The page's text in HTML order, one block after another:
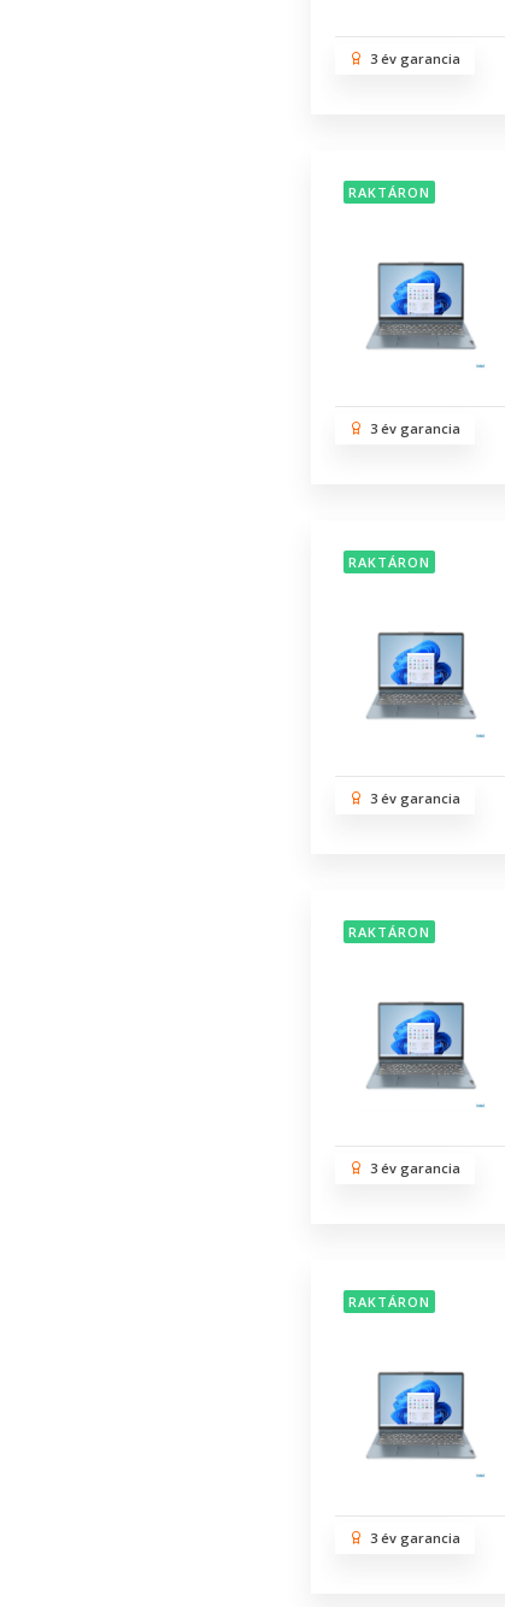
3 év garancia
RAKTÁRON
3 év garancia
RAKTÁRON
3 év garancia
RAKTÁRON
3 év garancia
RAKTÁRON
3 év garancia